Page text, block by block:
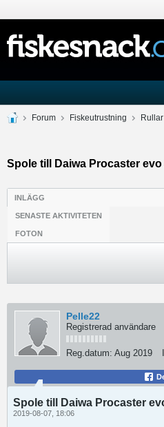
Forum Fiskeutrustning Rullar
Spole till Daiwa Procaster evo
INLÄGG
SENASTE AKTIVITETEN
FOTON
Pelle22
Registrerad användare
Reg.datum: Aug 2019
Spole till Daiwa Procaster
2019-08-07, 18:06